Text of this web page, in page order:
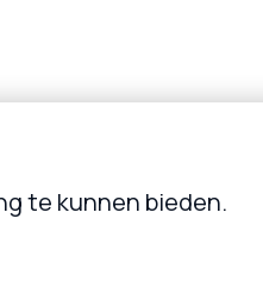
te kunnen bieden.